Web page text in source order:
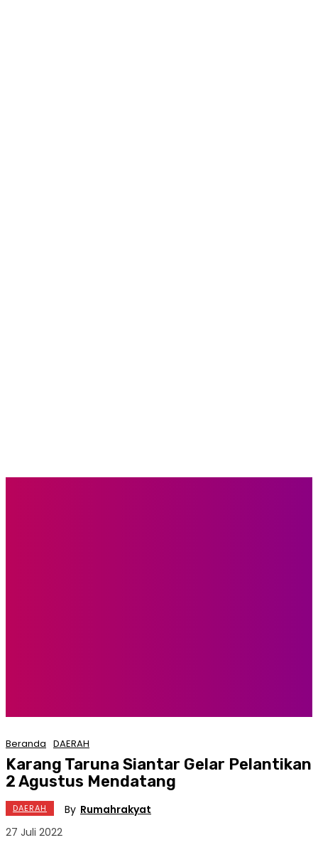
Beranda DAERAH
Karang Taruna Siantar Gelar Pelantikan
2 Agustus Mendatang
DAERAH By Rumahrakyat
27 Juli 2022